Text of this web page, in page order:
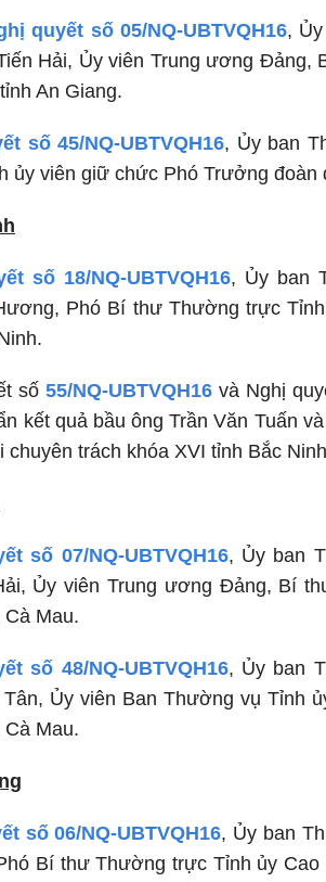
quyết số 05/NQ-UBTVQH16,
Hải, Ủy viên Trung ương
An Giang.
số 45/NQ-UBTVQH16, Ủy ban
ủy viên giữ chức Phó Trưởng đoàn
số 18/NQ-UBTVQH16, Ủy ban
Phó Bí thư Thường trực
số 55/NQ-UBTVQH16 và Nghị
kết quả bầu ông Trần Văn Tuấn
chuyên trách khóa XVI tỉnh Bắc
số 07/NQ-UBTVQH16, Ủy ban
Ủy viên Trung ương Đảng, Bí
Cà Mau.
số 48/NQ-UBTVQH16, Ủy ban
Ủy viên Ban Thường vụ Tỉnh
Cà Mau.
số 06/NQ-UBTVQH16, Ủy ban
Bí thư Thường trực Tỉnh ủy